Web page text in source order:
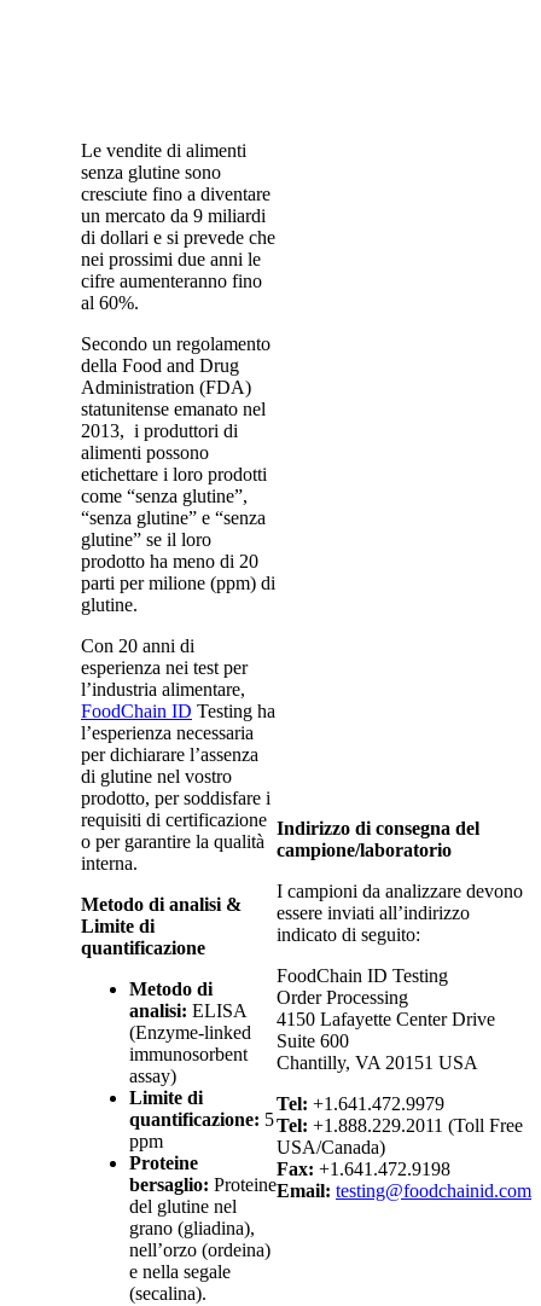
Le vendite di alimenti
senza glutine sono
cresciute fino a diventare
un mercato da 9 miliardi
di dollari e si prevede che
nei prossimi due anni le
cifre aumenteranno fino
al 60%.
Secondo un regolamento
della Food and Drug
Administration (FDA)
statunitense emanato nel
2013, i produttori di
alimenti possono
etichettare i loro prodotti
come “senza glutine”,
“senza glutine” e “senza
glutine” se il loro
prodotto ha meno di 20
parti per milione (ppm) di
glutine.
Con 20 anni di
esperienza nei test per
l’industria alimentare,
FoodChain ID Testing ha
l’esperienza necessaria
per dichiarare l’assenza
di glutine nel vostro
prodotto, per soddisfare i
requisiti di certificazione
o per garantire la qualità
interna.
Metodo di analisi &
Limite di
quantificazione
Metodo di
analisi: ELISA
(Enzyme-linked
immunosorbent
assay)
Limite di
quantificazione: 5
ppm
Proteine
bersaglio: Proteine
del glutine nel
grano (gliadina),
nell’orzo (ordeina)
e nella segale
(secalina).
Indirizzo di consegna del
campione/laboratorio
I campioni da analizzare devono
essere inviati all’indirizzo
indicato di seguito:
FoodChain ID Testing
Order Processing
4150 Lafayette Center Drive
Suite 600
Chantilly, VA 20151 USA
Tel: +1.641.472.9979
Tel: +1.888.229.2011 (Toll Free
USA/Canada)
Fax: +1.641.472.9198
Email: testing@foodchainid.com